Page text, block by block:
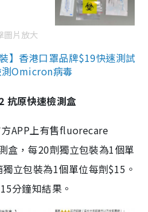
圖片放大
】香港口罩品牌$19快速測試
Omicron病毒
原快速檢測盒
APP上有售fluorecare
盒，每20劑獨立包裝為1個單
立包裝為1個單位每劑$15。
分鐘知結果。